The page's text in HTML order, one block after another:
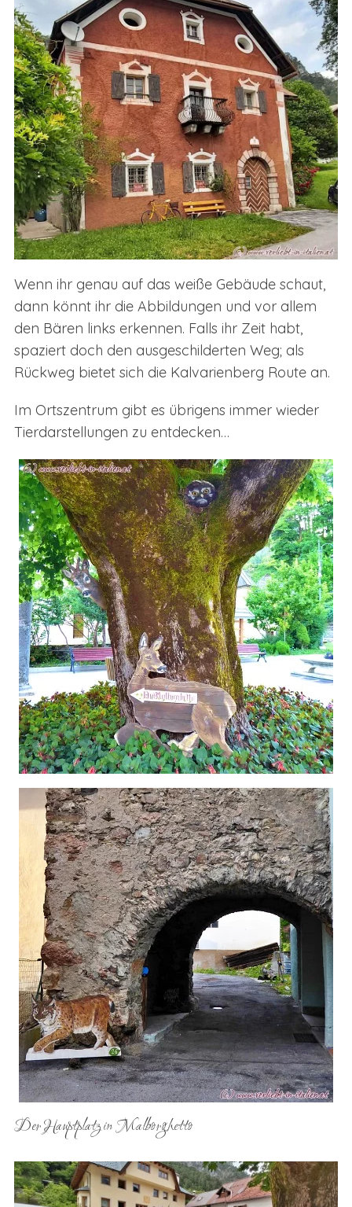
Wenn ihr genau auf das weiße Gebäude schaut,
dann könnt ihr die Abbildungen und vor allem
den Bären links erkennen. Falls ihr Zeit habt,
spaziert doch den ausgeschilderten Weg; als
Rückweg bietet sich die Kalvarienberg Route an.
Im Ortszentrum gibt es übrigens immer wieder
Tierdarstellungen zu entdecken…
Der Hauptplatz in Malborghetto